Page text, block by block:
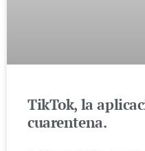
TikTok, la
cuarentena.